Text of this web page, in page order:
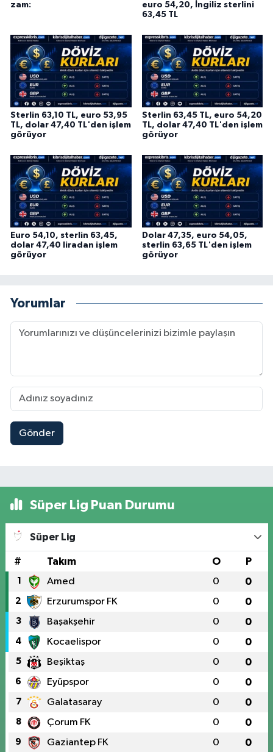
zam:
euro 54,20, İngiliz sterlini
63,45 TL
Sterlin 63,10 TL, euro 53,95
TL, dolar 47,40 TL'den işlem
görüyor
Sterlin 63,45 TL, euro 54,20
TL, dolar 47,40 TL'den işlem
görüyor
Euro 54,10, sterlin 63,45,
dolar 47,40 liradan işlem
görüyor
Dolar 47,35, euro 54,05,
sterlin 63,65 TL'den işlem
görüyor
Yorumlar
Gönder
Süper Lig Puan Durumu
Süper Lig
# Takım O P
1 Amed 0 0
2 Erzurumspor FK 0 0
3 Başakşehir 0 0
4 Kocaelispor 0 0
5 Beşiktaş 0 0
6 Eyüpspor 0 0
7 Galatasaray 0 0
8 Çorum FK 0 0
9 Gaziantep FK 0 0